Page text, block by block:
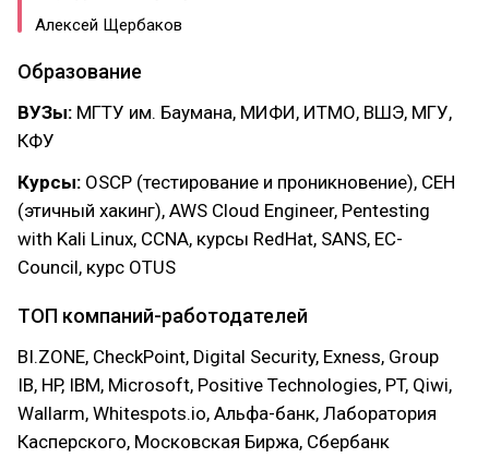
Алексей Щербаков
Образование
ВУЗы: МГТУ им. Баумана, МИФИ, ИТМО, ВШЭ, МГУ,
КФУ
Курсы: OSCP (тестирование и проникновение), CEH
(этичный хакинг), AWS Cloud Engineer, Pentesting
with Kali Linux, CCNA, курсы RedHat, SANS, EC-
Council, курс OTUS
ТОП компаний-работодателей
BI.ZONE, CheckPoint, Digital Security, Exness, Group
IB, HP, IBM, Microsoft, Positive Technologies, PT, Qiwi,
Wallarm, Whitespots.io, Альфа-банк, Лаборатория
Касперского, Московская Биржа, Сбербанк